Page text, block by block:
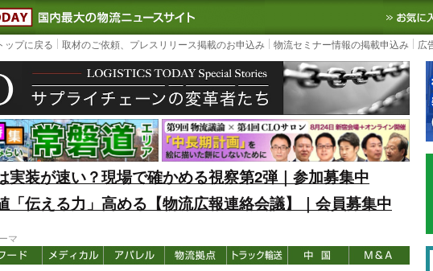
LOGISTICS TODAY｜国内最大の物流ニュースサイト3PL, SCMなど国内外の最
ップに戻る 取材のご依頼、プレスリリース掲載のお申込み 物流セミナー情報の掲載申込み 広
実装が速い？現場で確かめる視察第2弾｜参加募集中
「伝える力」高める【物流広報連絡会議】｜会員募集中
マ